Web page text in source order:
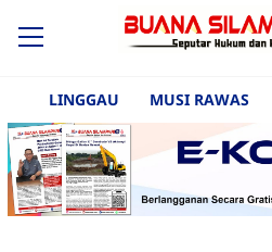
LINGGAU MUSI RAWAS